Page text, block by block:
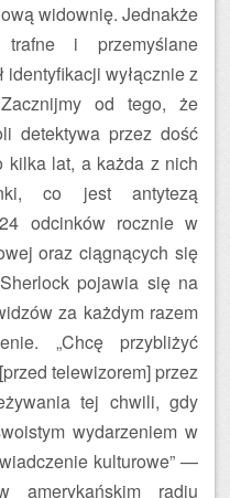
widownię. Jednakże
trafne i przemyślane
wyłącznie z
od tego, że
detektywa przez dość
kilka lat, a każda z nich
co jest antytezą
odcinków rocznie w
oraz ciągnących się
pojawia się na
za każdym razem
„Chcę przybliżyć
telewizorem] przez
tej chwili, gdy
wydarzeniem w
kulturowe” —
amerykańskim radiu